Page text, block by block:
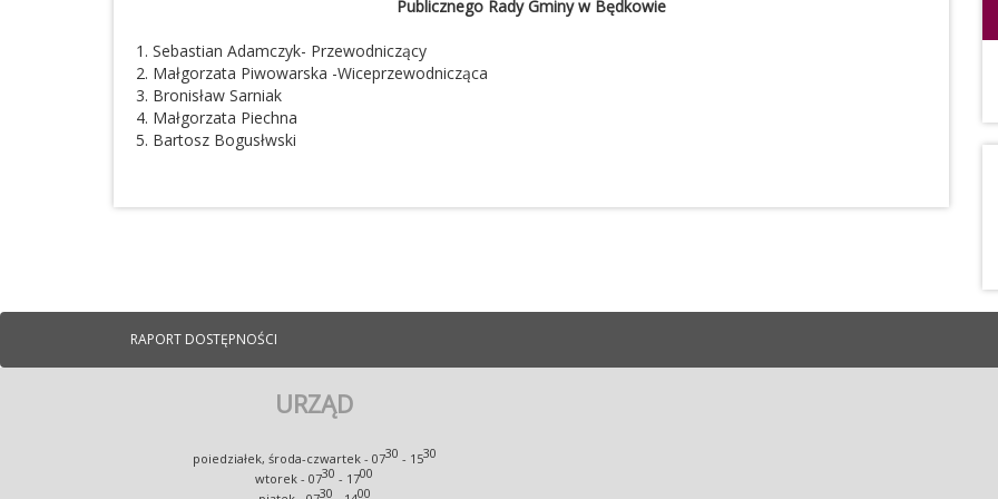
Publicznego Rady Gminy w Będkowie
1. Sebastian Adamczyk- Przewodniczący
2. Małgorzata Piwowarska -Wiceprzewodnicząca
3. Bronisław Sarniak
4. Małgorzata Piechna
5. Bartosz Bogusłwski
RAPORT DOSTĘPNOŚCI
URZĄD
poiedziałek, środa-czwartek - 0730 - 1530
wtorek - 0730 - 1700
30 00